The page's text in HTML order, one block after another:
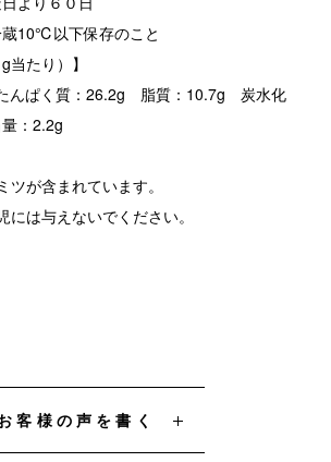
10℃以下保存のこと
当たり）】
ぱく質：26.2g 脂質：10.7g 炭水化
：2.2g
が含まれています。
与えないでください。
客様の声を書く